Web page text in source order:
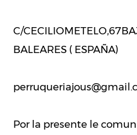
C/
BALEARES ( ESPAÑA)
Por la presente le